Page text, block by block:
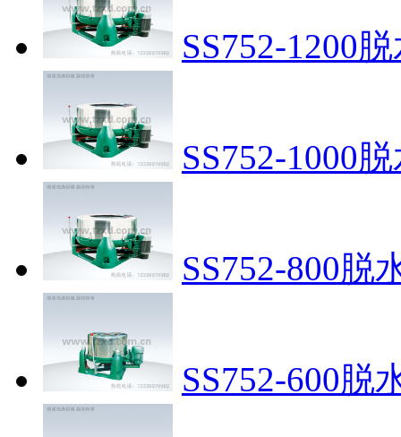
SS752-1200
SS752-1000
SS752-800脱
SS752-600脱